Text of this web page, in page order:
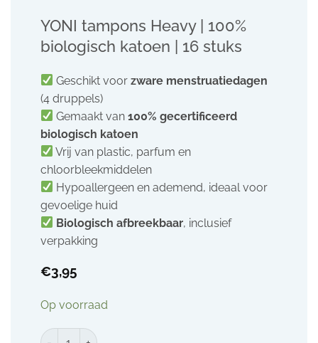
YONI tampons Heavy | 100%
biologisch katoen | 16 stuks
Geschikt voorzware menstruatiedagen
(4 druppels)
Gemaakt van100% gecertificeerd
biologisch katoen
Vrij van plastic, parfum en
chloorbleekmiddelen
Hypoallergeen en ademend, ideaal voor
gevoelige huid
Biologisch afbreekbaar, inclusief
verpakking
€3,95
Op voorraad
YONI tampons Heavy | 100% biologisch katoen | 16 stuks